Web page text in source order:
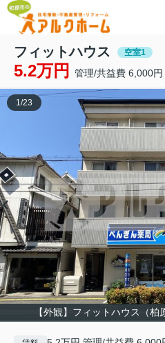
フィットハウス 空室1
5.2万円 管理/共益費 6,000円
【外観】フィットハウス（柏
1/23